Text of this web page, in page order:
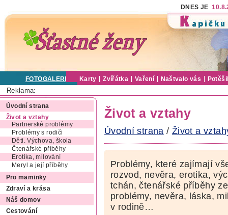
DNES JE
FOTOGALERIE Karty Zvířátka Vaření Naštvalo vás
Reklama:
Úvodní strana
Život a vztahy
Partnerské problémy
Problémy s rodiči
Děti. Výchova, škola
Čtenářské příběhy
Erotika, milování
Meryl a její příběhy
Pro maminky
Zdraví a krása
Náš domov
Cestování
Život a vztahy
Úvodní strana / Život a
Problémy, které zajímají
rozvod, nevěra, erotika,
tchán, čtenářské příběhy
problémy, nevěra, láska,
v rodině…